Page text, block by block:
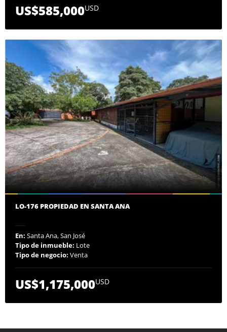
US$585,000USD
LO-176 PROPIEDAD EN SANTA ANA
En: Santa Ana, San José
Tipo de inmueble: Lote
Tipo de negocio: Venta
US$1,175,000USD